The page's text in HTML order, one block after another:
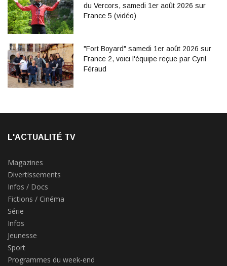
du Vercors, samedi 1er août 2026 sur
France 5 (vidéo)
"Fort Boyard" samedi 1er août 2026 sur
France 2, voici l'équipe reçue par Cyril
Féraud
L'ACTUALITÉ TV
Magazines
Divertissements
Infos / Docs
Fictions / Cinéma
Série
Infos
Jeunesse
Sport
Programmes du week-end